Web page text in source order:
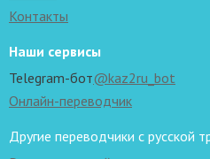
Контакты
Наши сервисы
Telegram-бот@kaz2ru_bot
Онлайн-переводчик
Другие переводчики с русской